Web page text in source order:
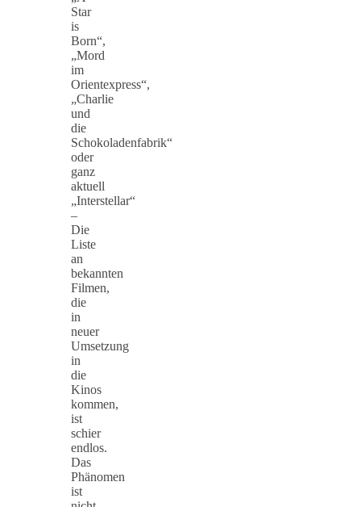
Star
is
Born“,
„Mord
im
Orientexpress“,
„Charlie
und
die
Schokoladenfabrik“
oder
ganz
aktuell
„Interstellar“
–
Die
Liste
an
bekannten
Filmen,
die
in
neuer
Umsetzung
in
die
Kinos
kommen,
ist
schier
endlos.
Das
Phänomen
ist